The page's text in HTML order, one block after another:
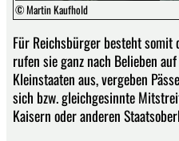
© Martin Kaufhold
Für Reichsbürger besteht somit
rufen sie ganz nach Belieben
Kleinstaaten aus, vergeben
sich bzw. gleichgesinnte
Kaisern oder anderen